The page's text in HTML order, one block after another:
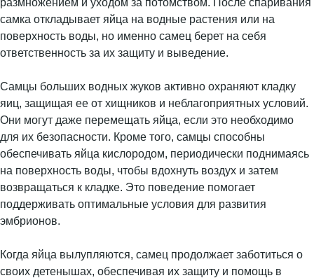
размножением и уходом за потомством. После спаривания
самка откладывает яйца на водные растения или на
поверхность воды, но именно самец берет на себя
ответственность за их защиту и выведение.
Самцы больших водных жуков активно охраняют кладку
яиц, защищая ее от хищников и неблагоприятных условий.
Они могут даже перемещать яйца, если это необходимо
для их безопасности. Кроме того, самцы способны
обеспечивать яйца кислородом, периодически поднимаясь
на поверхность воды, чтобы вдохнуть воздух и затем
возвращаться к кладке. Это поведение помогает
поддерживать оптимальные условия для развития
эмбрионов.
Когда яйца вылупляются, самец продолжает заботиться о
своих детенышах, обеспечивая их защиту и помощь в